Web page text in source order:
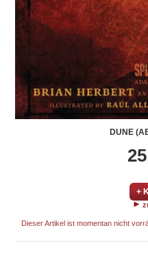
DUNE
+
Dieser Artikel ist momentan nicht